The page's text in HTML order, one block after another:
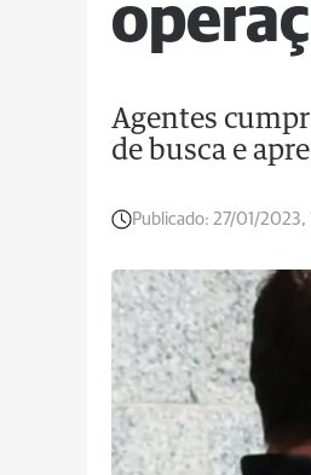
Agentes
de busca e
Publicado: 27/01/2023,